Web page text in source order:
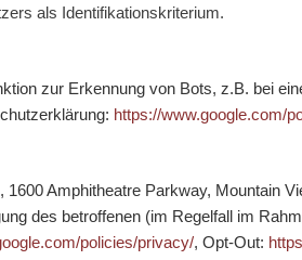
als Identifikationskriterium.
zur Erkennung von Bots, z.B. bei
https://www.google.com/
Amphitheatre Parkway, Mountain
des betroffenen (im Regelfall im
policies/privacy/, Opt-Out: